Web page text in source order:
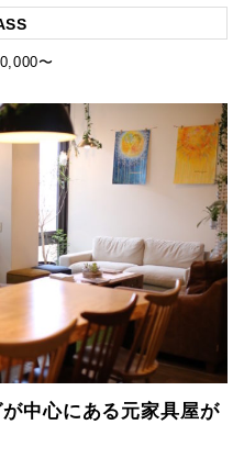
〜
中心にある元家具屋が